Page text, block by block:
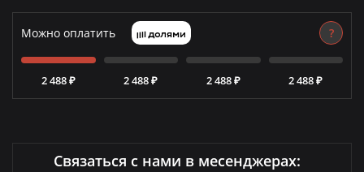
Можно оплатить ?
2 488 ₽ 2 488 ₽ 2 488 ₽ 2 488 ₽
Связаться с нами в месенджерах: